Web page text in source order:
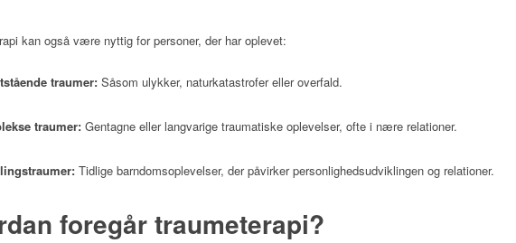
kan også være nyttig for personer, der har oplevet:
traumer: Såsom ulykker, naturkatastrofer eller overfald.
traumer: Gentagne eller langvarige traumatiske oplevelser, ofte i nære relationer.
Tidlige barndomsoplevelser, der påvirker personlighedsudviklingen og relationer.
foregår traumeterapi?